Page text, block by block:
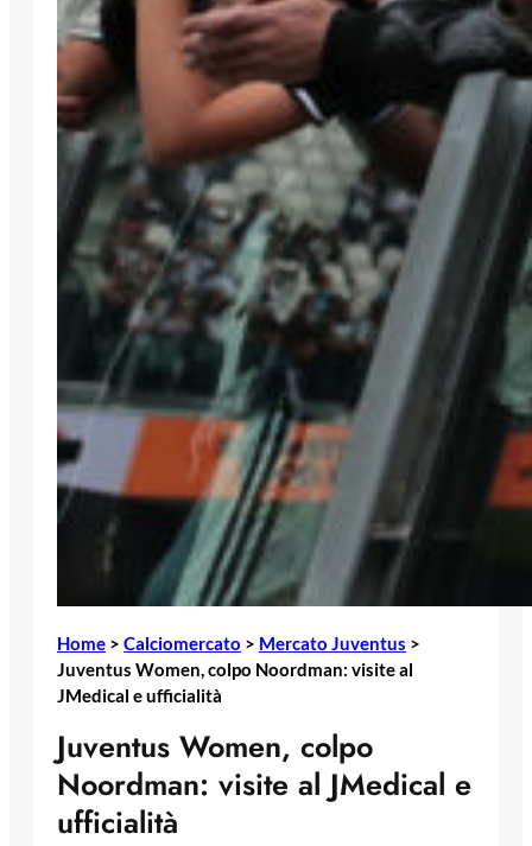
Home > Calciomercato > Mercato Juventus >
Juventus Women, colpo Noordman: visite al
JMedical e ufficialità
Juventus Women, colpo
Noordman: visite al JMedical e
ufficialità